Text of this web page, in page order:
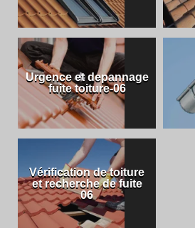
Urgence et depannage
fuite toiture-06
Vérification de toiture
et recherche de fuite
06